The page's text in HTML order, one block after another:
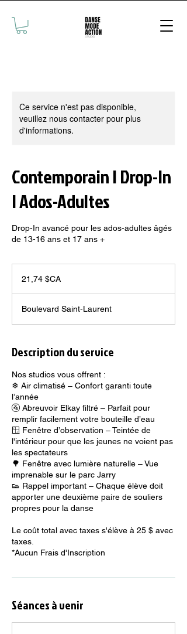
Ce service n'est pas disponible,
veuillez nous contacter pour plus
d'informations.
Contemporain | Drop-In
| Ados-Adultes
Drop-In avancé pour les ados-adultes âgés
de 13-16 ans et 17 ans +
canadiens
21,74 $CA
Boulevard Saint-Laurent
Description du service
Nos studios vous offrent :
❄ Air climatisé – Confort garanti toute
l’année
🚰 Abreuvoir Elkay filtré – Parfait pour
remplir facilement votre bouteille d’eau
🪟 Fenêtre d’observation – Teintée de
l'intérieur pour que les jeunes ne voient pas
les spectateurs
🌳 Fenêtre avec lumière naturelle – Vue
imprenable sur le parc Jarry
👟 Rappel important – Chaque élève doit
apporter une deuxième paire de souliers
propres pour la danse
Le coût total avec taxes s'élève à 25 $ avec
taxes.
*Aucun Frais d'Inscription
Séances à venir